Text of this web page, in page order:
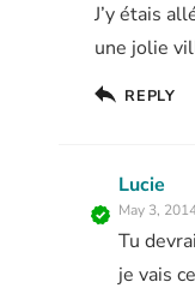
J’y étais
une jolie
REPLY
Lucie
May 3,
Tu
je vais